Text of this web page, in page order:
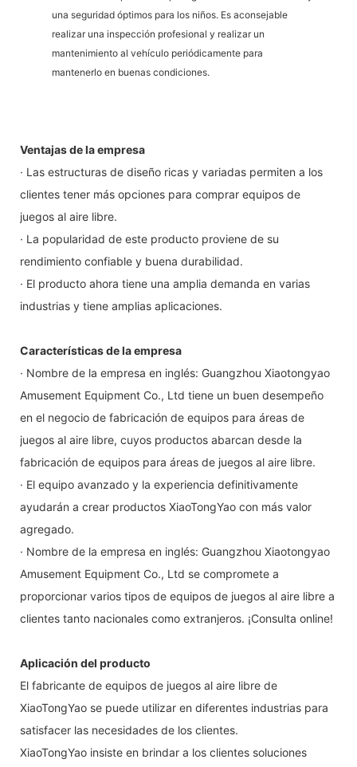
una seguridad óptimos para los niños. Es aconsejable
realizar una inspección profesional y realizar un
mantenimiento al vehículo periódicamente para
mantenerlo en buenas condiciones.
Ventajas de la empresa
· Las estructuras de diseño ricas y variadas permiten a los
clientes tener más opciones para comprar equipos de
juegos al aire libre.
· La popularidad de este producto proviene de su
rendimiento confiable y buena durabilidad.
· El producto ahora tiene una amplia demanda en varias
industrias y tiene amplias aplicaciones.
Características de la empresa
· Nombre de la empresa en inglés: Guangzhou Xiaotongyao
Amusement Equipment Co., Ltd tiene un buen desempeño
en el negocio de fabricación de equipos para áreas de
juegos al aire libre, cuyos productos abarcan desde la
fabricación de equipos para áreas de juegos al aire libre.
· El equipo avanzado y la experiencia definitivamente
ayudarán a crear productos XiaoTongYao con más valor
agregado.
· Nombre de la empresa en inglés: Guangzhou Xiaotongyao
Amusement Equipment Co., Ltd se compromete a
proporcionar varios tipos de equipos de juegos al aire libre a
clientes tanto nacionales como extranjeros. ¡Consulta online!
Aplicación del producto
El fabricante de equipos de juegos al aire libre de
XiaoTongYao se puede utilizar en diferentes industrias para
satisfacer las necesidades de los clientes.
XiaoTongYao insiste en brindar a los clientes soluciones